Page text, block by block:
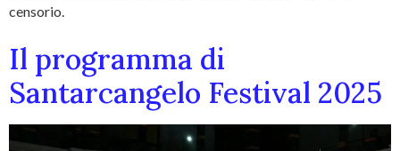
censorio.
Il programma di
Santarcangelo Festival 2025